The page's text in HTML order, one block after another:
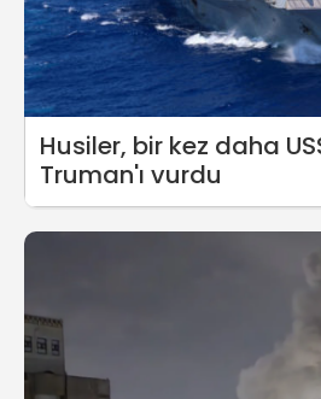
Husiler, bir kez daha
Truman'ı vurdu